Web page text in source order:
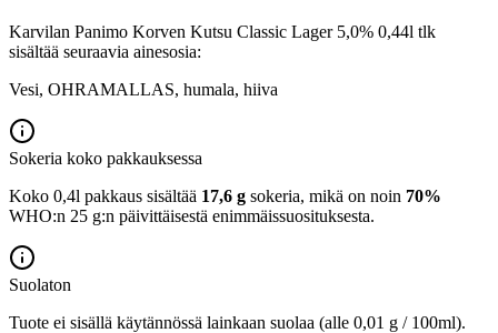
Karvilan Panimo Korven Kutsu Classic Lager 5,0% 0,44l tlk
sisältää seuraavia ainesosia:
Vesi, OHRAMALLAS, humala, hiiva
Sokeria koko pakkauksessa
Koko 0,4l pakkaus sisältää 17,6 g sokeria, mikä on noin 70%
WHO:n 25 g:n päivittäisestä enimmäissuosituksesta.
Suolaton
Tuote ei sisällä käytännössä lainkaan suolaa (alle 0,01 g / 100ml).